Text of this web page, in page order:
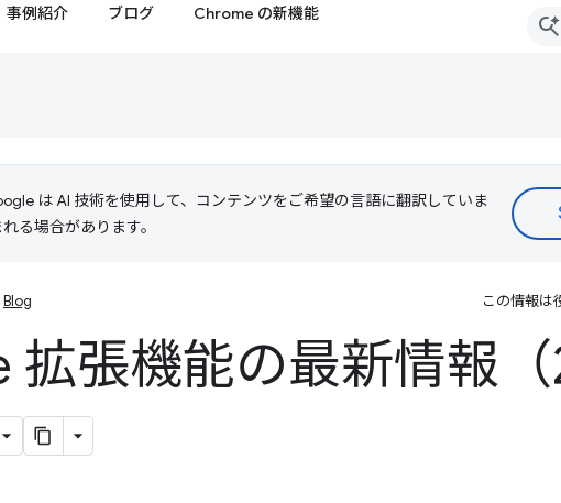
事例紹介 ブログ Chrome の新機能
は AI 技術を使用して、コンテンツをご希望の言語に翻訳していま
る場合があります。
Blog この情報は
拡張機能の最新情報